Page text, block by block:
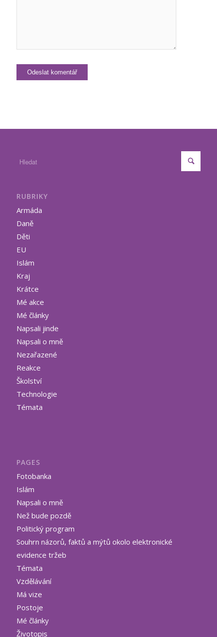
RUBRIKY
Armáda
Daně
Děti
EU
Islám
Kraj
Krátce
Mé akce
Mé články
Napsali jinde
Napsali o mně
Nezařazené
Reakce
Školství
Technologie
Témata
PAGES
Fotobanka
Islám
Napsali o mně
Než bude pozdě
Politický program
Souhrn názorů, faktů a mýtů okolo elektronické
evidence tržeb
Témata
Vzdělávání
Má vize
Postoje
Mé články
Životopis